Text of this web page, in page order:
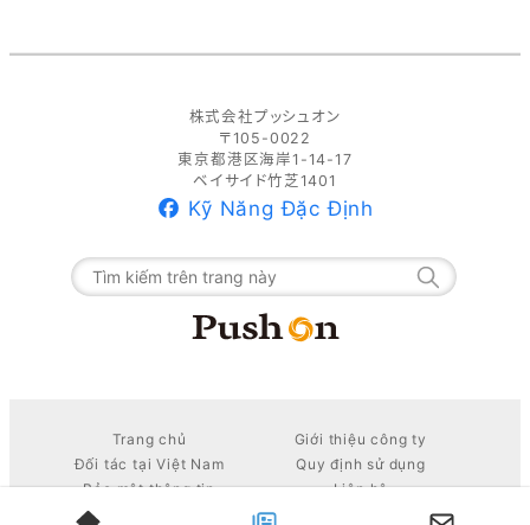
株式会社プッシュオン
〒105-0022
東京都港区海岸1-14-17
ベイサイド竹芝1401
Kỹ Năng Đặc Định
T
ì
k
Trang chủ
Giới thiệu công ty
Đối tác tại Việt Nam
Quy định sử dụng
Bảo mật thông tin
Liên hệ